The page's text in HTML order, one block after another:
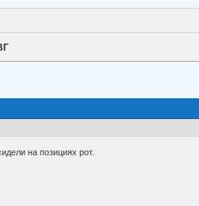
на позициях рот.